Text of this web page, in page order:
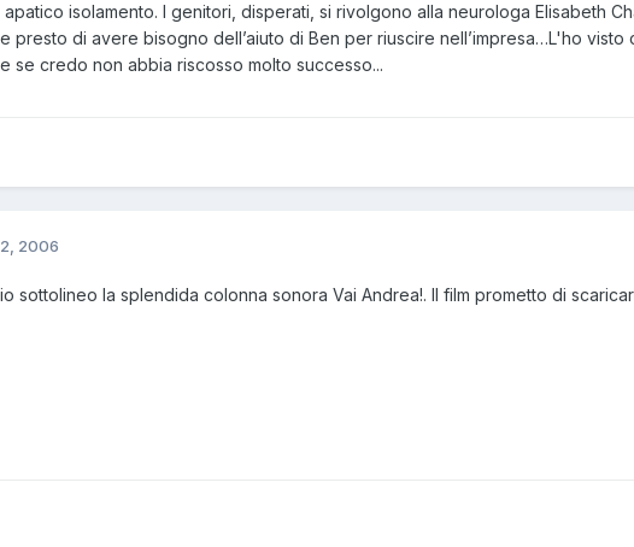
isolamento. I genitori, disperati, si rivolgono alla neurologa Elisabeth
presto di avere bisogno dell’aiuto di Ben per riuscire nell’impresa…L'ho
se credo non abbia riscosso molto successo...
2006
sottolineo la splendida colonna sonora Vai Andrea!. Il film prometto di